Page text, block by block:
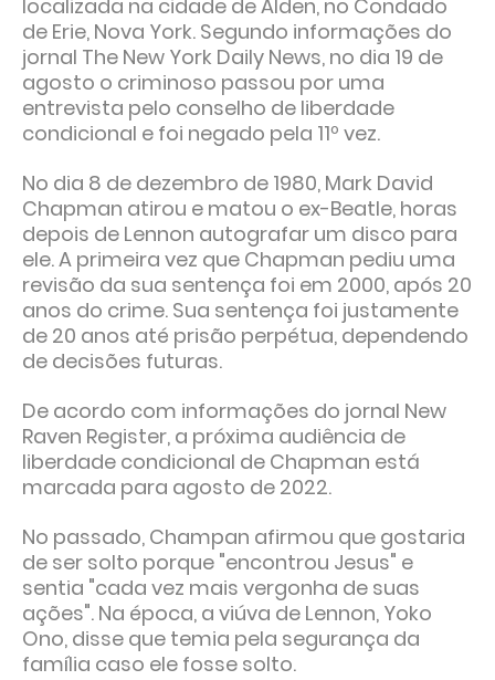
localizada na cidade de Alden, no Condado
de Erie, Nova York. Segundo informações do
jornal The New York Daily News, no dia 19 de
agosto o criminoso passou por uma
entrevista pelo conselho de liberdade
condicional e foi negado pela 11º vez.
No dia 8 de dezembro de 1980, Mark David
Chapman atirou e matou o ex-Beatle, horas
depois de Lennon autografar um disco para
ele. A primeira vez que Chapman pediu uma
revisão da sua sentença foi em 2000, após 20
anos do crime. Sua sentença foi justamente
de 20 anos até prisão perpétua, dependendo
de decisões futuras.
De acordo com informações do jornal New
Raven Register, a próxima audiência de
liberdade condicional de Chapman está
marcada para agosto de 2022.
No passado, Champan afirmou que gostaria
de ser solto porque "encontrou Jesus" e
sentia "cada vez mais vergonha de suas
ações". Na época, a viúva de Lennon, Yoko
Ono, disse que temia pela segurança da
família caso ele fosse solto.